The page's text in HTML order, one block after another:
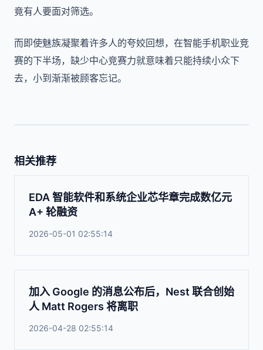
竟有人要面对筛选。
而即使魅族凝聚着许多人的夸姣回想，在智能手机职业竞
赛的下半场，缺少中心竞赛力就意味着只能持续小众下
去，小到渐渐被顾客忘记。
相关推荐
EDA 智能软件和系统企业芯华章完成数亿元
A+ 轮融资
2026-05-01 02:55:14
加入 Google 的消息公布后，Nest 联合创始
人 Matt Rogers 将离职
2026-04-28 02:55:14